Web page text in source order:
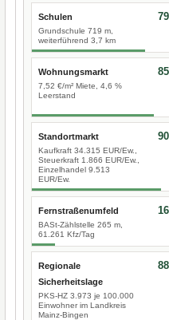
Schulen
Grundschule 719 m,
weiterführend 3,7 km
79
Wohnungsmarkt
7,52 €/m² Miete, 4,6 %
Leerstand
85
Standortmarkt
Kaufkraft 34.315 EUR/Ew.,
Steuerkraft 1.866 EUR/Ew.,
Einzelhandel 9.513
EUR/Ew.
90
Fernstraßenumfeld
BASt-Zählstelle 265 m,
61.261 Kfz/Tag
16
Regionale
Sicherheitslage
PKS-HZ 3.973 je 100.000
Einwohner im Landkreis
Mainz-Bingen
88